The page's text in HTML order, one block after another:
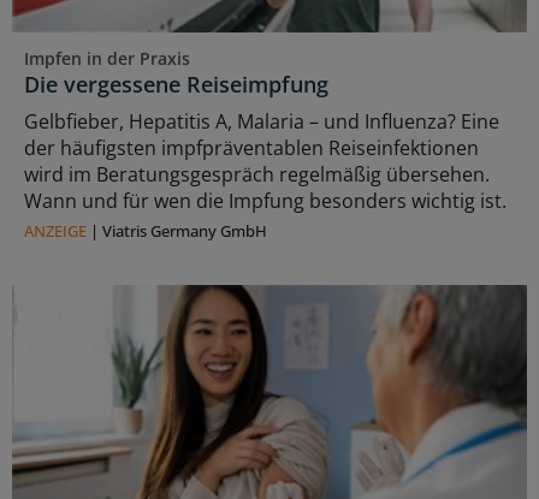
Impfen in der Praxis
Die vergessene Reiseimpfung
Gelbfieber, Hepatitis A, Malaria – und Influenza? Eine
der häufigsten impfpräventablen Reiseinfektionen
wird im Beratungsgespräch regelmäßig übersehen.
Wann und für wen die Impfung besonders wichtig ist.
ANZEIGE | Viatris Germany GmbH